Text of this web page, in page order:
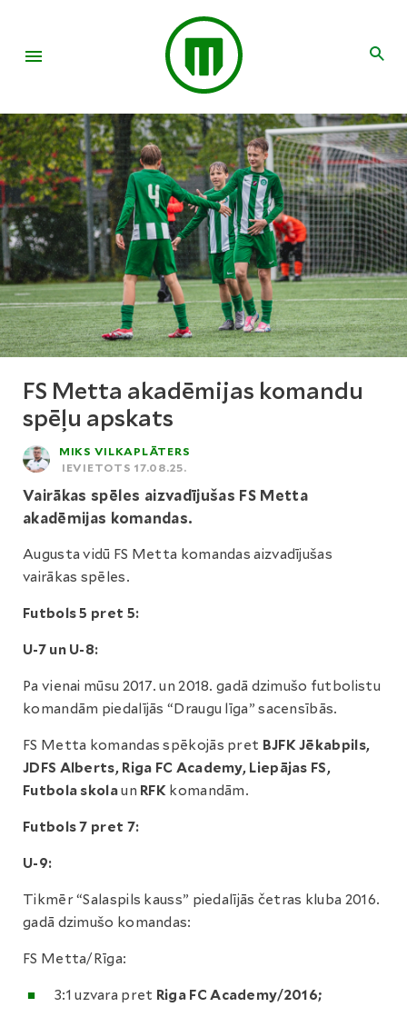
FS Metta akadēmijas komandu
spēļu apskats
MIKS VILKAPLĀTERS
IEVIETOTS 17.08.25.
Vairākas spēles aizvadījušas FS Metta
akadēmijas komandas.
Augusta vidū FS Metta komandas aizvadījušas
vairākas spēles.
Futbols 5 pret 5:
U-7 un U-8:
Pa vienai mūsu 2017. un 2018. gadā dzimušo futbolistu
komandām piedalījās “Draugu līga” sacensībās.
FS Metta komandas spēkojās pret BJFK Jēkabpils,
JDFS Alberts, Riga FC Academy, Liepājas FS,
Futbola skolaun RFK komandām.
Futbols 7 pret 7:
U-9:
Tikmēr “Salaspils kauss” piedalījās četras kluba 2016.
gadā dzimušo komandas:
FS Metta/Rīga:
3:1 uzvara pret Riga FC Academy/2016;